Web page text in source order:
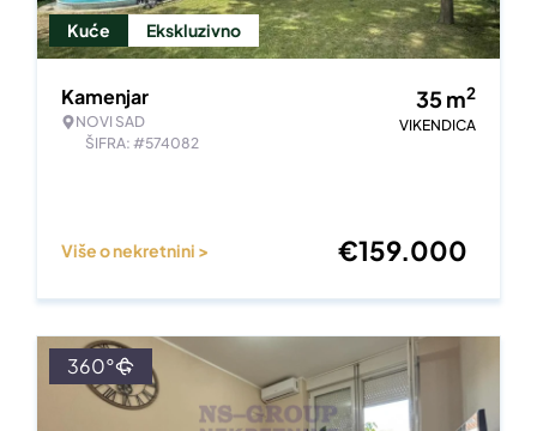
Kuće Ekskluzivno
Kamenjar
NOVI SAD
ŠIFRA: #574082
35m2
VIKENDICA
Više o nekretnini > €159.000
360°